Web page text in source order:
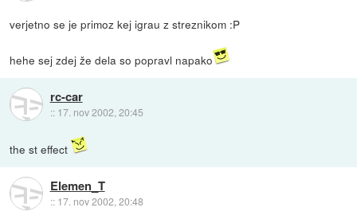
verjetno se je primoz kej igrau z streznikom :P
hehe sej zdej že dela so popravl napako
rc-car
:: 17. nov 2002, 20:45
the st effect
Elemen_T
:: 17. nov 2002, 20:48